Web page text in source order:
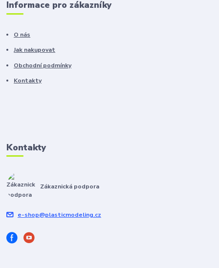
Informace pro zákazníky
O nás
Jak nakupovat
Obchodní podmínky
Kontakty
Kontakty
Zákaznická podpora
e-shop@plasticmodeling.cz